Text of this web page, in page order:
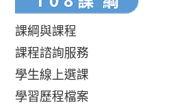
課綱與課程
課程諮詢服務
學生線上選課
學習歷程檔案